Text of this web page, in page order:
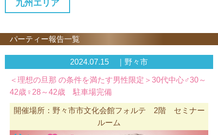
九州エリア
パーティー報告一覧
2024.07.15 ｜野々市
＜理想の旦那 の条件を満たす男性限定＞30代中心♂30～
42歳♀28～42歳 駐車場完備
開催場所：野々市市文化会館フォルテ 2階 セミナー
ルーム